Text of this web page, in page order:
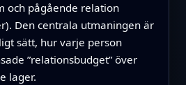
och pågående relation
Den centrala utmaningen är
sätt, hur varje person
”relationsbudget” över
lager.